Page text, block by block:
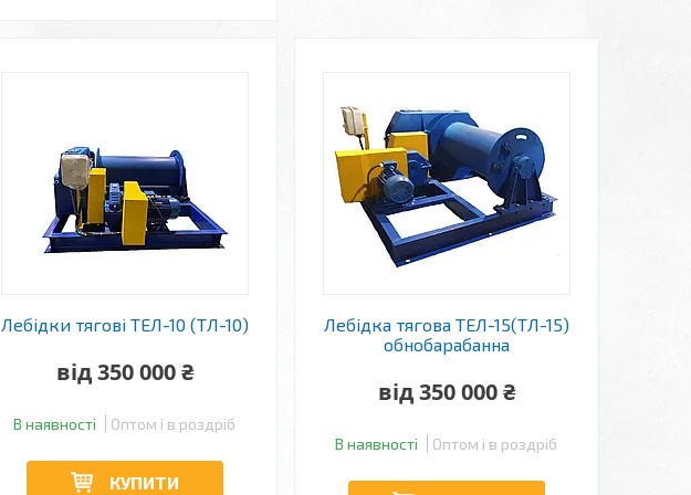
Лебідки тягові ТЕЛ-10 (ТЛ-10)
від 350 000 ₴
В наявності Оптом і в роздріб
КУПИТИ
Лебідка тягова ТЕЛ-15(ТЛ-15)
обнобарабанна
від 350 000 ₴
В наявності Оптом і в роздріб